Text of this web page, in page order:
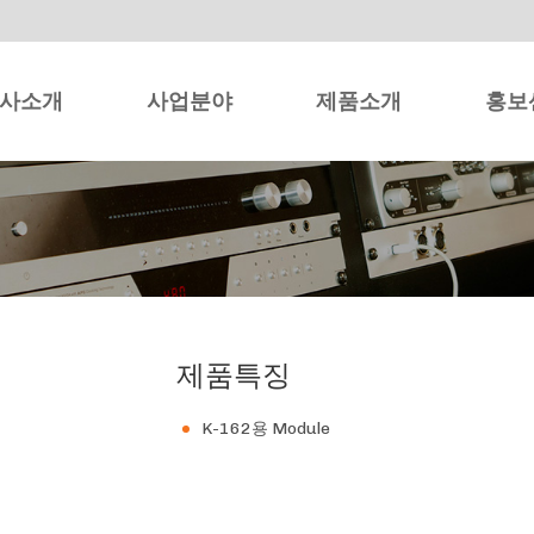
소개 사업분야 제품소개 홍보
제품특징
K-162용 Module